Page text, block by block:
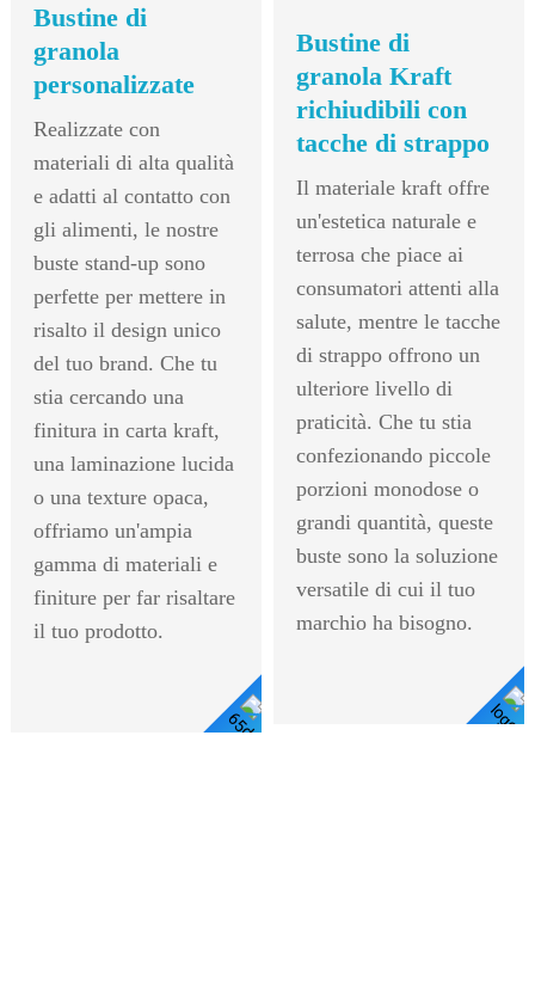
Bustine di
granola
personalizzate
Realizzate con
materiali di alta qualità
e adatti al contatto con
gli alimenti, le nostre
buste stand-up sono
perfette per mettere in
risalto il design unico
del tuo brand. Che tu
stia cercando una
finitura in carta kraft,
una laminazione lucida
o una texture opaca,
offriamo un'ampia
gamma di materiali e
finiture per far risaltare
il tuo prodotto.
Bustine di
granola Kraft
richiudibili con
tacche di strappo
Il materiale kraft offre
un'estetica naturale e
terrosa che piace ai
consumatori attenti alla
salute, mentre le tacche
di strappo offrono un
ulteriore livello di
praticità. Che tu stia
confezionando piccole
porzioni monodose o
grandi quantità, queste
buste sono la soluzione
versatile di cui il tuo
marchio ha bisogno.